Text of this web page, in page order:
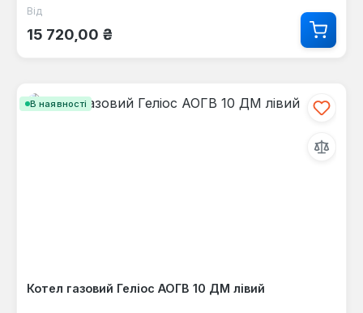
Звичайна ціна:
Від
15 720,00 ₴
В наявності
Котел газовий Геліос АОГВ 10 ДМ лівий